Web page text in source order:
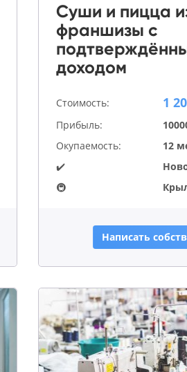
Суши и пицца
франшизы с
доходом
Стоимость: 1
Прибыль:
Окупаемость:
12
✔️
🚇
Написать